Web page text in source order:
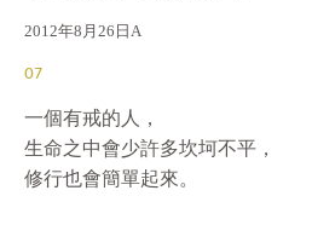
2012年8月26日A
07
一個有戒的人，
生命之中會少許多坎坷不平，
修行也會簡單起來。